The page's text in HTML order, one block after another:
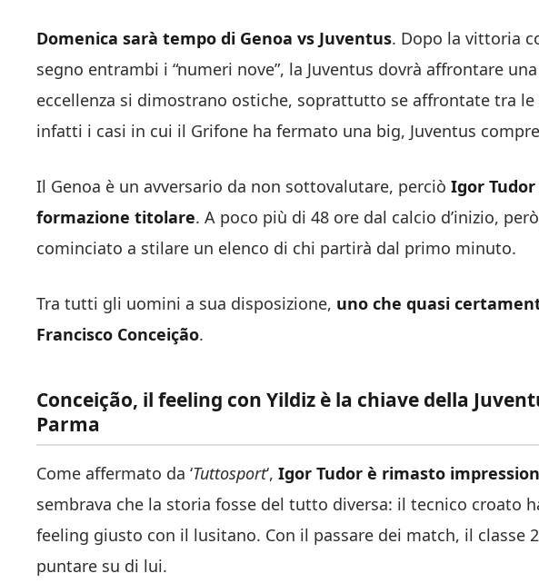
Domenica sarà tempo di Genoa vs Juventus. Dopo la vittoria
segno entrambi i “numeri nove”, la Juventus dovrà affrontare
eccellenza si dimostrano ostiche, soprattutto se affrontate tra
infatti i casi in cui il Grifone ha fermato una big, Juventus
Il Genoa è un avversario da non sottovalutare, perciò Igor
formazione titolare. A poco più di 48 ore dal calcio d’inizio,
cominciato a stilare un elenco di chi partirà dal primo minuto.
Tra tutti gli uomini a sua disposizione, uno che quasi
Francisco Conceição.
Conceição, il feeling con Yildiz è la chiave della
Parma
Come affermato da ‘Tuttosport‘, Igor Tudor è rimasto
sembrava che la storia fosse del tutto diversa: il tecnico croato
feeling giusto con il lusitano. Con il passare dei match, il classe
puntare su di lui.